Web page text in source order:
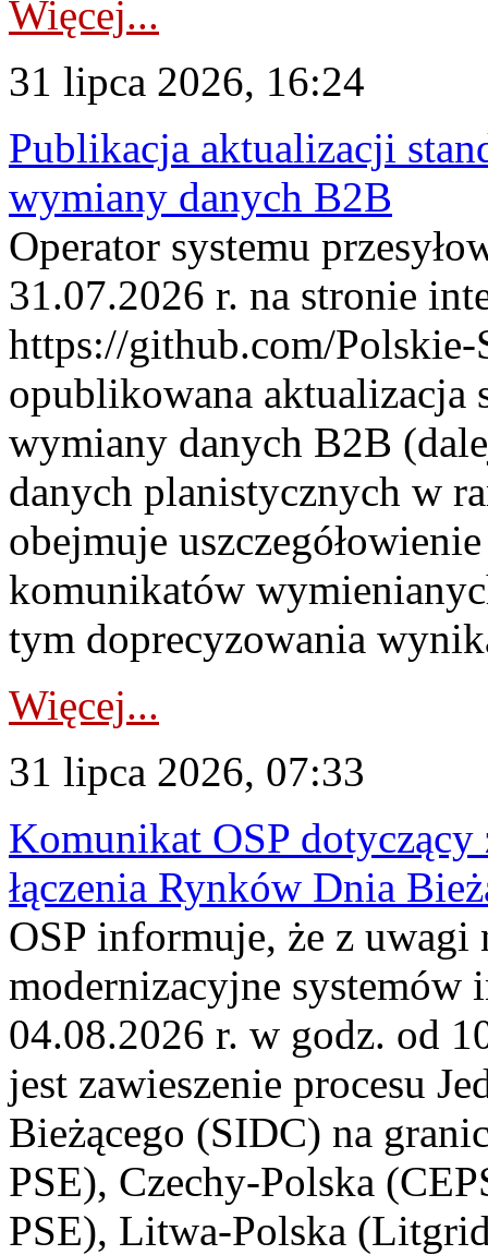
Więcej...
31 lipca 2026, 16:24
Publikacja aktualizacji
wymiany danych B2B
Operator systemu
31.07.2026 r. na stronie
https://github.com/Polskie-
opublikowana aktualizacja
wymiany danych B2B
danych planistycznych w
obejmuje
komunikatów
tym doprecyzowania
Więcej...
31 lipca 2026, 07:33
Komunikat OSP dotyczący
łączenia Rynków Dnia
OSP informuje, że z uwagi
modernizacyjne
04.08.2026 r. w godz. od
jest zawieszenie procesu
Bieżącego (SIDC) na
PSE), Czechy-Polska
PSE), Litwa-Polska